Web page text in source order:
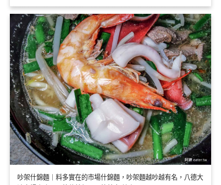
吵架什錦麵｜料多實在的市場什錦麵，吵架麵越吵越有名，八德大